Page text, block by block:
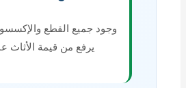
وجود جميع القطع
يرفع من قيمة الأثاث